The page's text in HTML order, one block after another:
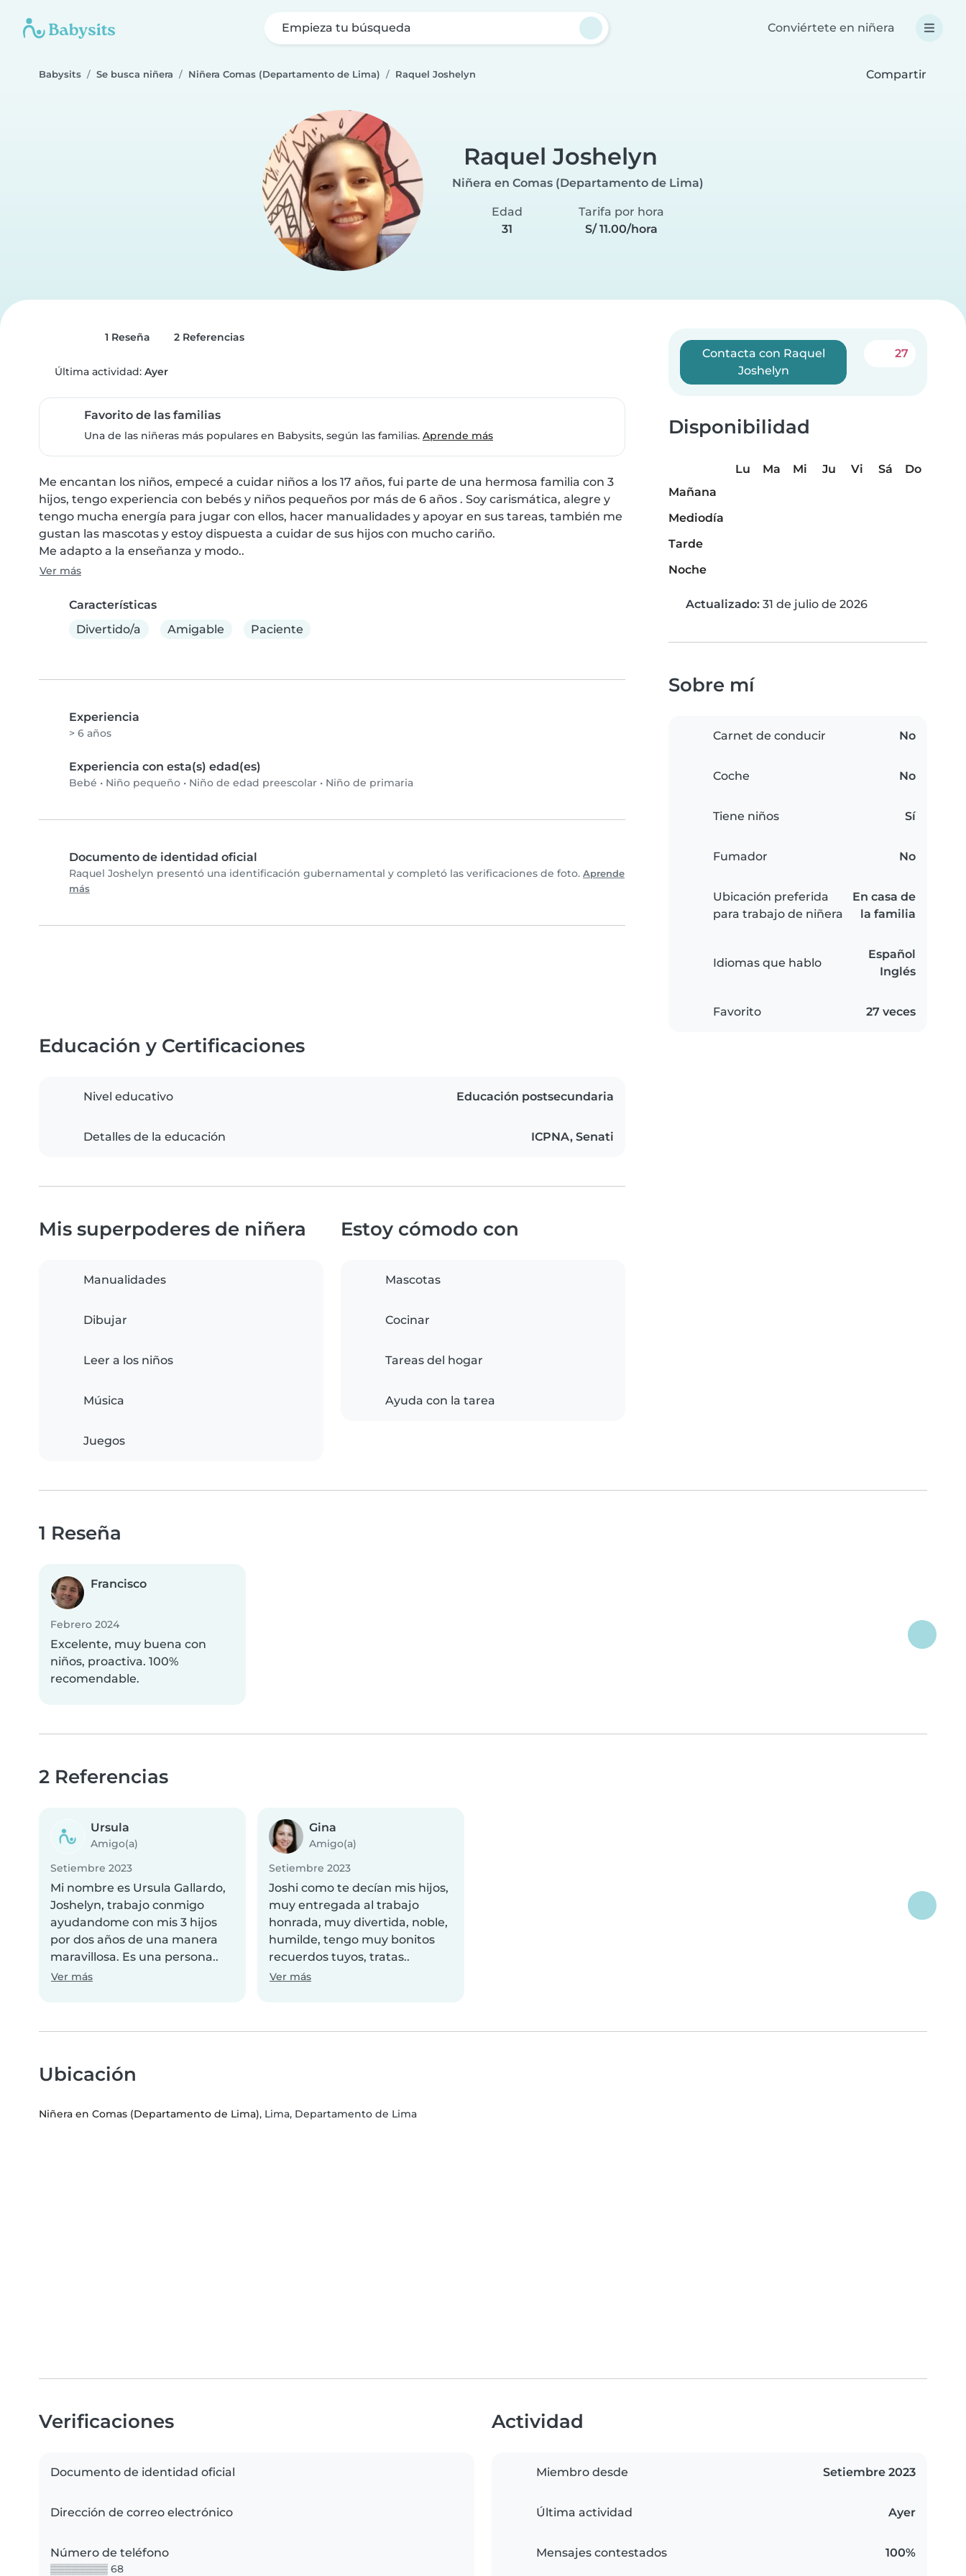
Empieza tu búsqueda Conviértete en niñera
Babysits Se busca niñera Niñera Comas (Departamento de Lima) Raquel Joshelyn Compartir
Raquel Joshelyn
Niñera en Comas (Departamento de Lima)
Edad
31
Tarifa por hora
S/ 11.00/hora
1 Reseña 2 Referencias
Última actividad: Ayer
Favorito de las familias
Una de las niñeras más populares en Babysits, según las familias. Aprende más
Me encantan los niños, empecé a cuidar niños a los 17 años, fui parte de una hermosa familia con 3
hijos, tengo experiencia con bebés y niños pequeños por más de 6 años . Soy carismática, alegre y
tengo mucha energía para jugar con ellos, hacer manualidades y apoyar en sus tareas, también me
gustan las mascotas y estoy dispuesta a cuidar de sus hijos con mucho cariño.
Me adapto a la enseñanza y modo..
Ver más
Características
Divertido/a
Amigable Paciente
Experiencia
> 6 años
Experiencia con esta(s) edad(es)
Bebé • Niño pequeño • Niño de edad preescolar • Niño de primaria
Documento de identidad oficial
Raquel Joshelyn presentó una identificación gubernamental y completó las verificaciones de foto. Aprende
más
Contacta con Raquel
Joshelyn
27
Disponibilidad
Lu Ma Mi Ju Vi Sá
Do
Mañana
Mediodía
Tarde
Noche
Actualizado: 31 de julio de 2026
Sobre mí
Carnet de conducir No
Coche No
Tiene niños Sí
Fumador No
Ubicación preferida
para trabajo de niñera
En casa de
la familia
Idiomas que hablo
Español
Inglés
Favorito 27 veces
Educación y Certificaciones
Nivel educativo Educación postsecundaria
Detalles de la educación ICPNA, Senati
Mis superpoderes de niñera
Manualidades
Dibujar
Leer a los niños
Música
Juegos
Estoy cómodo con
Mascotas
Cocinar
Tareas del hogar
Ayuda con la tarea
1 Reseña
Francisco
Febrero 2024
Excelente, muy buena con
niños, proactiva. 100%
recomendable.
2 Referencias
Ursula
Amigo(a)
Setiembre 2023
Mi nombre es Ursula Gallardo,
Joshelyn, trabajo conmigo
ayudandome con mis 3 hijos
por dos años de una manera
maravillosa. Es una persona..
Ver más
Gina
Amigo(a)
Setiembre 2023
Joshi como te decían mis hijos,
muy entregada al trabajo
honrada, muy divertida, noble,
humilde, tengo muy bonitos
recuerdos tuyos, tratas..
Ver más
Ubicación
Niñera en Comas (Departamento de Lima), Lima, Departamento de Lima
Verificaciones
Documento de identidad oficial
Dirección de correo electrónico
Número de teléfono
▒▒▒▒▒▒▒▒ 68
Actividad
Miembro desde Setiembre 2023
Última actividad Ayer
Mensajes contestados 100%